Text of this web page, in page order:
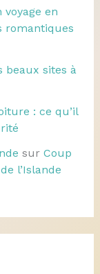
voyage en
romantiques
beaux sites à
: ce qu’il
sur Coup
l’Islande